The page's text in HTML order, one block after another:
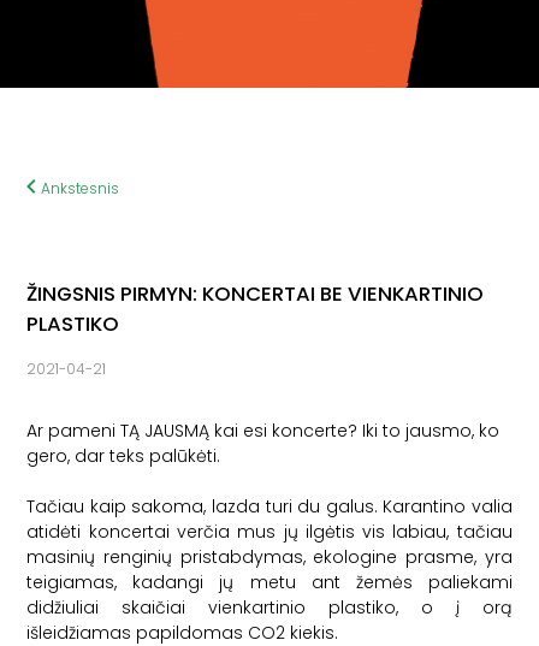
Ankstesnis
ŽINGSNIS PIRMYN: KONCERTAI BE VIENKARTINIO
PLASTIKO
2021-04-21
Ar pameni TĄ JAUSMĄ kai esi koncerte? Iki to jausmo, ko
gero, dar teks palūkėti.
Tačiau kaip sakoma, lazda turi du galus. Karantino valia
atidėti koncertai verčia mus jų ilgėtis vis labiau, tačiau
masinių renginių pristabdymas, ekologine prasme, yra
teigiamas, kadangi jų metu ant žemės paliekami
didžiuliai skaičiai vienkartinio plastiko, o į orą
išleidžiamas papildomas CO2 kiekis.